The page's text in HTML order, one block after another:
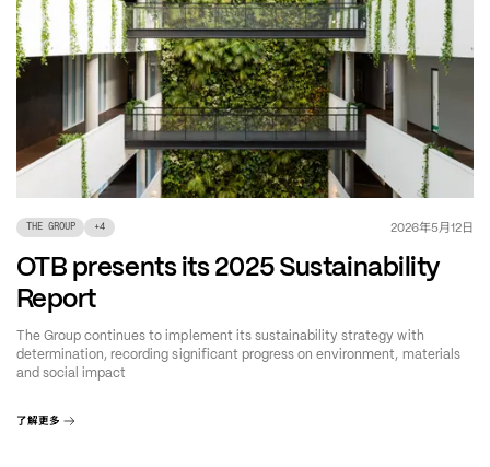
THE GROUP +4 2026年5月12日
OTB presents its 2025 Sustainability
Report
The Group continues to implement its sustainability strategy with
determination, recording significant progress on environment, materials
and social impact
了解更多